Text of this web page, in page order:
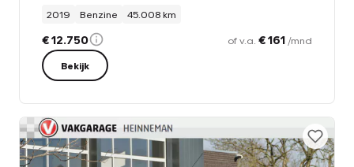
2019
Benzine 45.008 km
€ 12.750 of v.a. € 161 /mnd
Bekijk